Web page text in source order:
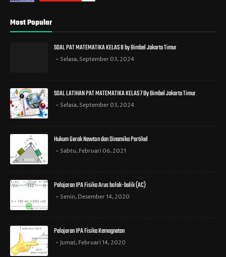
Most Popular
SOAL PAT MATEMATIKA KELAS 8 by Bimbel Jakarta Timur
Selasa, September 03, 2024
SOAL LATIHAN PAT MATEMATIKA KELAS 7 By Bimbel Jakarta Timur
Selasa, September 03, 2024
Hukum Gerak Newton dan Dinamika Partikel
Sabtu, Februari 06, 2021
Pelajaran IPA Fisika Arus bolak-balik (AC)
Senin, Desember 14, 2020
Pelajaran IPA Fisika Kemagnetan
Jumat, Februari 14, 2020